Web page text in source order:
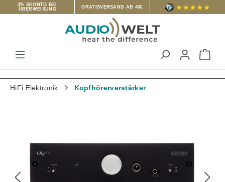
3% SKONTO BEI
ÜBERWEISUNG
GRATISVERSAND AB 40€
HiFi Elektronik Kopfhörerverstärker